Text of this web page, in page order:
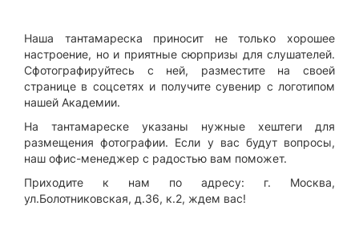
Наша тантамареска приносит не только хорошее
настроение, но и приятные сюрпризы для слушателей.
Сфотографируйтесь с ней, разместите на своей
странице в соцсетях и получите сувенир с логотипом
нашей Академии.
На тантамареске указаны нужные хештеги для
размещения фотографии. Если у вас будут вопросы,
наш офис-менеджер с радостью вам поможет.
Приходите к нам по адресу: г. Москва,
ул.Болотниковская, д.36, к.2, ждем вас!